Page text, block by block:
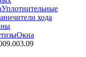
Уплотнительные
хода
Окна